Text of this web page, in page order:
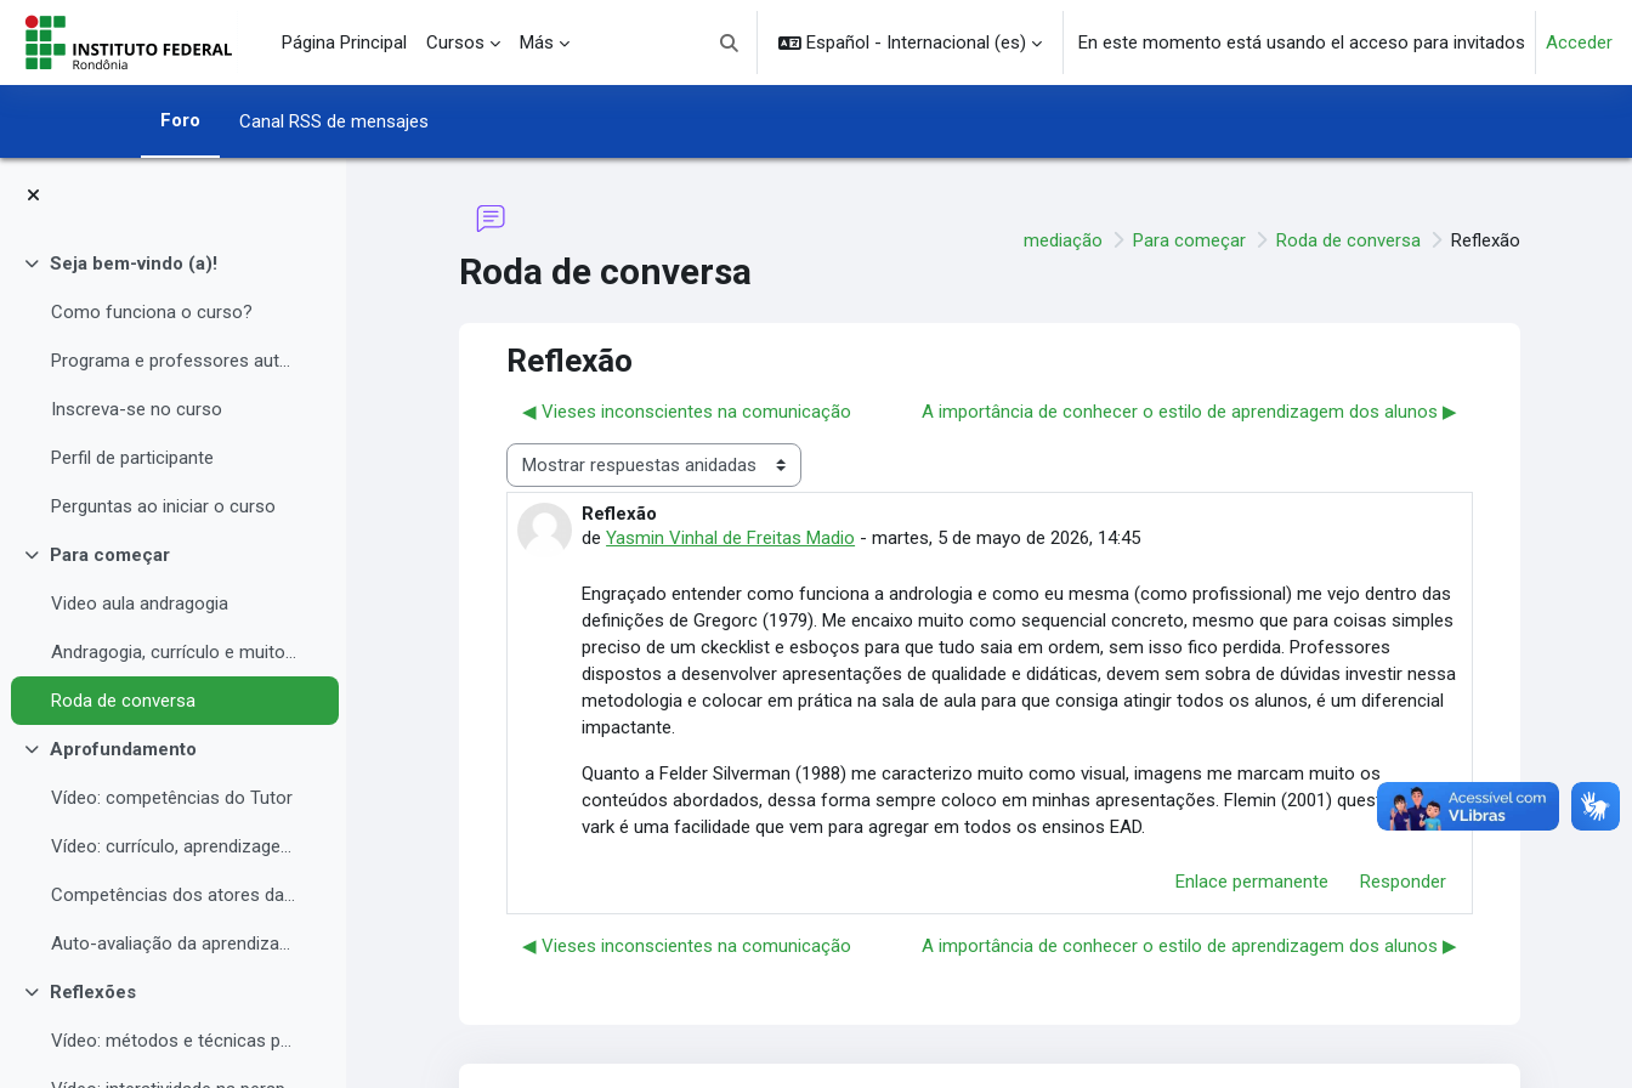
Salta al contenido principal
Página Principal
Cursos Más
Selector de búsqueda de entrada
Español - Internacional ‎(es)‎ En este momento está usando el acceso para invitados Acceder
Foro Canal RSS de mensajes
Colapsar
Seja bem-vindo (a)!
Como funciona o curso?
Programa e professores autores
Inscreva-se no curso
Perfil de participante
Perguntas ao iniciar o curso
Colapsar
Para começar
Video aula andragogia
Andragogia, currículo e muito mais
Roda de conversa
Colapsar
Aprofundamento
Vídeo: competências do Tutor
Vídeo: currículo, aprendizagem e docência para EAD
Competências dos atores da educação a distância professor, tutor e aluno
Auto-avaliação da aprendizagem
Colapsar
Reflexões
Vídeo: métodos e técnicas para EAD
Roda de conversa
mediação Para começar Roda de conversa Reflexão
Reflexão
◀︎ Vieses inconscientes na comunicação A importância de conhecer o estilo de aprendizagem dos alunos ▶︎
Mostrar modo
Reflexão
deYasmin Vinhal de Freitas Madio -martes, 5 de mayo de 2026, 14:45
Número de respuestas: 0
Engraçado entender como funciona a andrologia e como eu mesma (como profissional) me vejo dentro das
definições de Gregorc (1979). Me encaixo muito como sequencial concreto, mesmo que para coisas simples
preciso de um ckecklist e esboços para que tudo saia em ordem, sem isso fico perdida. Professores
dispostos a desenvolver apresentações de qualidade e didáticas, devem sem sobra de dúvidas investir nessa
metodologia e colocar em prática na sala de aula para que consiga atingir todos os alunos, é um diferencial
impactante.
Quanto a Felder Silverman (1988) me caracterizo muito como visual, imagens me marcam muito os
conteúdos abordados, dessa forma sempre coloco em minhas apresentações. Flemin (2001) questionário
vark é uma facilidade que vem para agregar em todos os ensinos EAD.
Enlace permanente Responder
◀︎ Vieses inconscientes na comunicação A importância de conhecer o estilo de aprendizagem dos alunos ▶︎